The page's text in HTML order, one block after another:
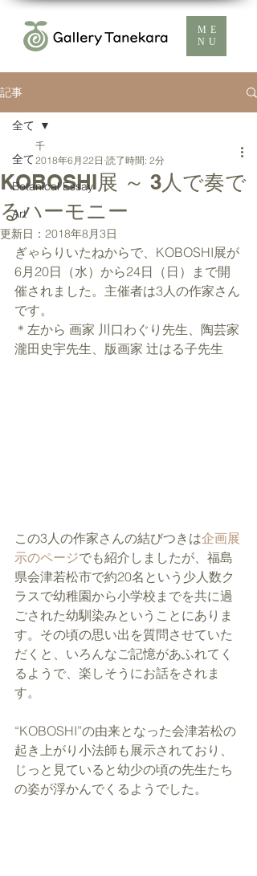
ME
NU
記事
全て
Botanical Essay
Art
全て
KOBOSHI展 ～ 3人で奏で
るハーモニー
千
2018年6月22日 読了時間: 2分
更新日： 2018年8月3日
ぎゃらりいたねからで、KOBOSHI展が
6月20日（水）から24日（日）まで開
催されました。主催者は3人の作家さん
です。
＊左から 画家 川口わぐり先生、陶芸家
瀧田史宇先生、版画家 辻はる子先生
この3人の作家さんの結びつきは企画展
示のページでも紹介しましたが、福島
県会津若松市で約20名という少人数ク
ラスで幼稚園から小学校までを共に過
ごされた幼馴染みということにありま
す。その頃の思い出を質問させていた
だくと、いろんなご記憶があふれてく
るようで、楽しそうにお話をされま
す。
“KOBOSHI”の由来となった会津若松の
起き上がり小法師も展示されており、
じっと見ていると幼少の頃の先生たち
の姿が浮かんでくるようでした。